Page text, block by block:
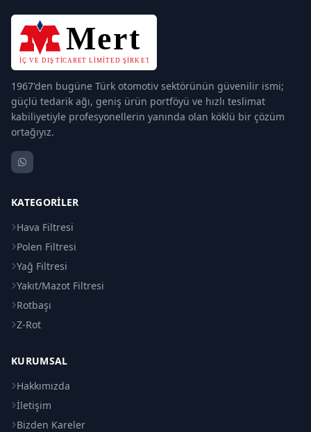
1967'den bugüne Türk otomotiv sektörünün güvenilir ismi;
güçlü tedarik ağı, geniş ürün portföyü ve hızlı teslimat
kabiliyetiyle profesyonellerin yanında olan köklü bir çözüm
ortağıyız.
KATEGORILER
Hava Filtresi
Polen Filtresi
Yağ Filtresi
Yakıt/Mazot Filtresi
Rotbaşı
Z-Rot
KURUMSAL
Hakkımızda
İletişim
Bizden Kareler